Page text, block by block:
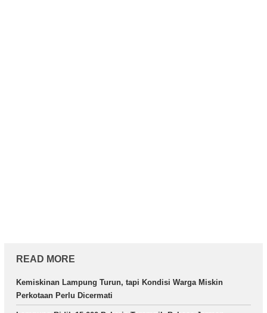
READ MORE
Kemiskinan Lampung Turun, tapi Kondisi Warga Miskin
Perkotaan Perlu Dicermati